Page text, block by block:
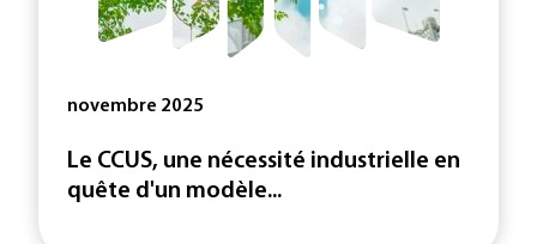
novembre 2025
Le CCUS, une nécessité industrielle en
quête d'un modèle...